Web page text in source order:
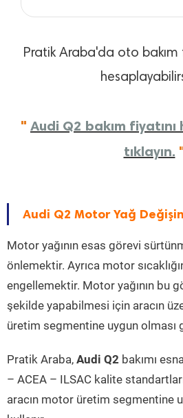
Pratik Araba'da oto bakım
" Audi Q2 bakım
tıklayın.
Audi Q2 Motor Yağ
Motor yağının esas görevi
önlemektir. Ayrıca motor
engellemektir. Motor yağının bu
şekilde yapabilmesi için aracın
üretim segmentine uygun olması
Pratik Araba, Audi Q2 bakımı
– ACEA – ILSAC kalite
aracın motor üretim segmentine